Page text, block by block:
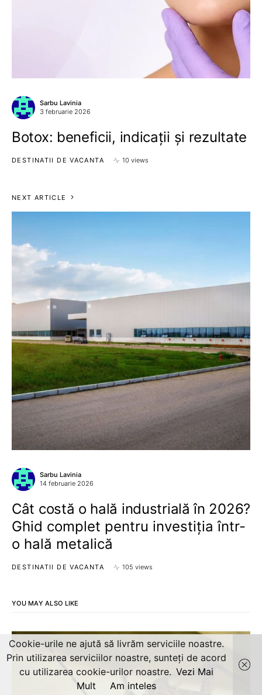
Sarbu Lavinia
3 februarie 2026
Botox: beneficii, indicații și rezultate
DESTINATII DE VACANTA 10 views
NEXT ARTICLE
Sarbu Lavinia
14 februarie 2026
Cât costă o hală industrială în 2026?
Ghid complet pentru investiția într-
o hală metalică
DESTINATII DE VACANTA 105 views
YOU MAY ALSO LIKE
Cookie-urile ne ajută să livrăm serviciile noastre.
Prin utilizarea serviciilor noastre, sunteți de acord
cu utilizarea cookie-urilor noastre. Vezi Mai
Mult
Am inteles